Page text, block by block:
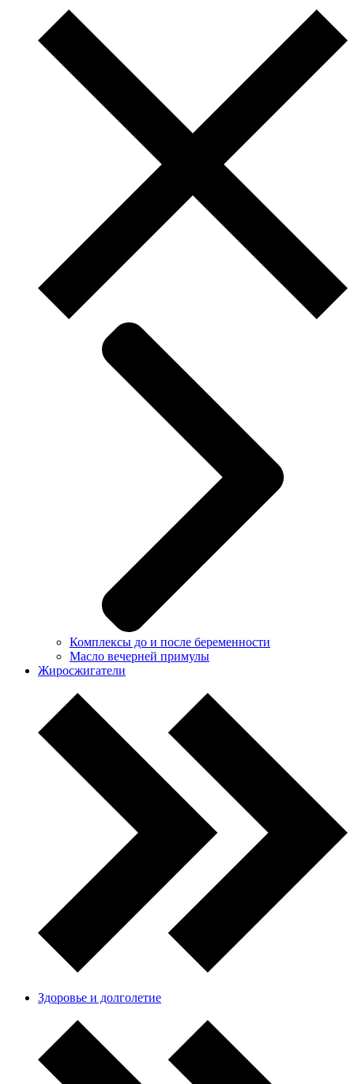
Комплексы до и после беременности
Масло вечерней примулы
Жиросжигатели
Здоровье и долголетие